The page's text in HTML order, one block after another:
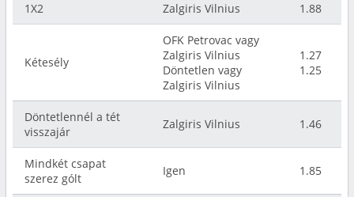
1X2 Zalgiris Vilnius 1.88
Kétesély
OFK Petrovac vagy
Zalgiris Vilnius
Döntetlen vagy
Zalgiris Vilnius
1.27
1.25
Döntetlennél a tét
visszajár
Zalgiris Vilnius 1.46
Mindkét csapat
szerez gólt
Igen 1.85